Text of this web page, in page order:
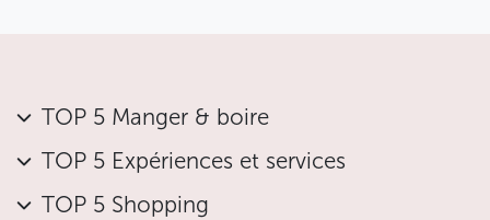
TOP 5 Manger & boire
TOP 5 Expériences et services
TOP 5 Shopping